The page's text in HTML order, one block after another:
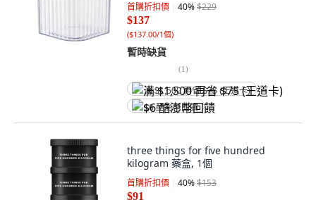
首購折扣價 40%$229
$137
($137.00/1個)
暫時缺貨
(1)
满 $1,500 再省 $75 (王道卡)
$6 酷澎幣回饋
three things for five hundred
kilogram 藥盒, 1個
首購折扣價 40%$153
$91